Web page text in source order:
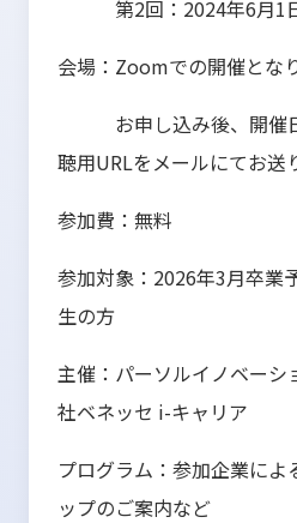
第2回：2024年6月1
会場：Zoomでの開催となり
お申し込み後、開催日
聴用URLをメールにてお送
参加費：無料
参加対象：2026年3月卒業
生の方
主催：パーソルイノベーシ
社ベネッセ i-キャリア
プログラム：参加企業によ
ップのご案内など